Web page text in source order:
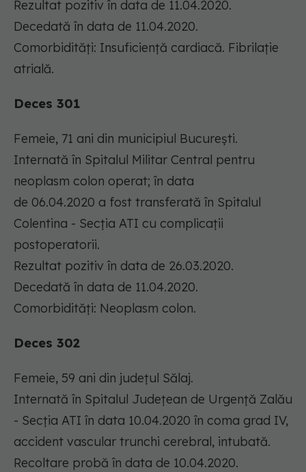
Rezultat pozitiv în data de 11.04.2020.
Decedată în data de 11.04.2020.
Comorbidități: Insuficiență cardiacă. Fibrilație
atrială.
Deces 301
Femeie, 71 ani din municipiul București.
Internată în Spitalul Militar Central pentru
neoplasm colon operat; în data
de 06.04.2020 a fost transferată în Spitalul
Colentina - Secția ATI cu complicații
postoperatorii.
Rezultat pozitiv în data de 26.03.2020.
Decedată în data de 11.04.2020.
Comorbidități: Neoplasm colon.
Deces 302
Femeie, 59 ani din județul Sălaj.
Internată în Spitalul Județean de Urgență Zalău
- Secția ATI în data 10.04.2020 în coma grad IV,
accident vascular trunchi cerebral, intubată.
Recoltare probă în data de 10.04.2020.